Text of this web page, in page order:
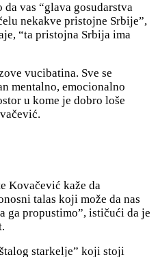
da vas “glava gosudarstva
nekakve pristojne Srbije”,
“ta pristojna Srbija ima
vucibatina. Sve se
mentalno, emocionalno
u kome je dobro loše
Kovačević kaže da
talas koji može da nas
ga propustimo”, ističući da je
starkelje” koji stoji